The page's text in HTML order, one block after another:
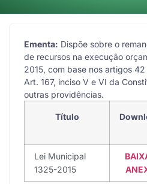
Ementa: Dispõe sobre o
de recursos na execução
2015, com base nos artigos
Art. 167, inciso V e VI da
outras providências.
Título
Lei Municipal
1325-2015